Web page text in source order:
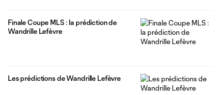
Finale Coupe MLS : la prédiction de
Wandrille Lefèvre
Les prédictions de Wandrille Lefèvre